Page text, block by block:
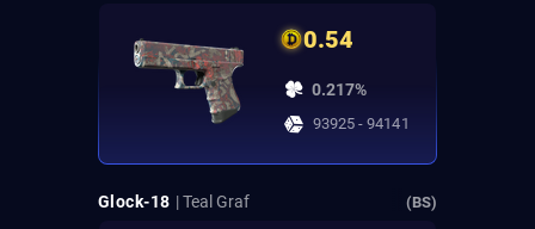
0.54
0.217%
93925 - 94141
Glock-18 | Teal Graf (BS)